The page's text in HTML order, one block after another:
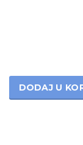
DODAJ U